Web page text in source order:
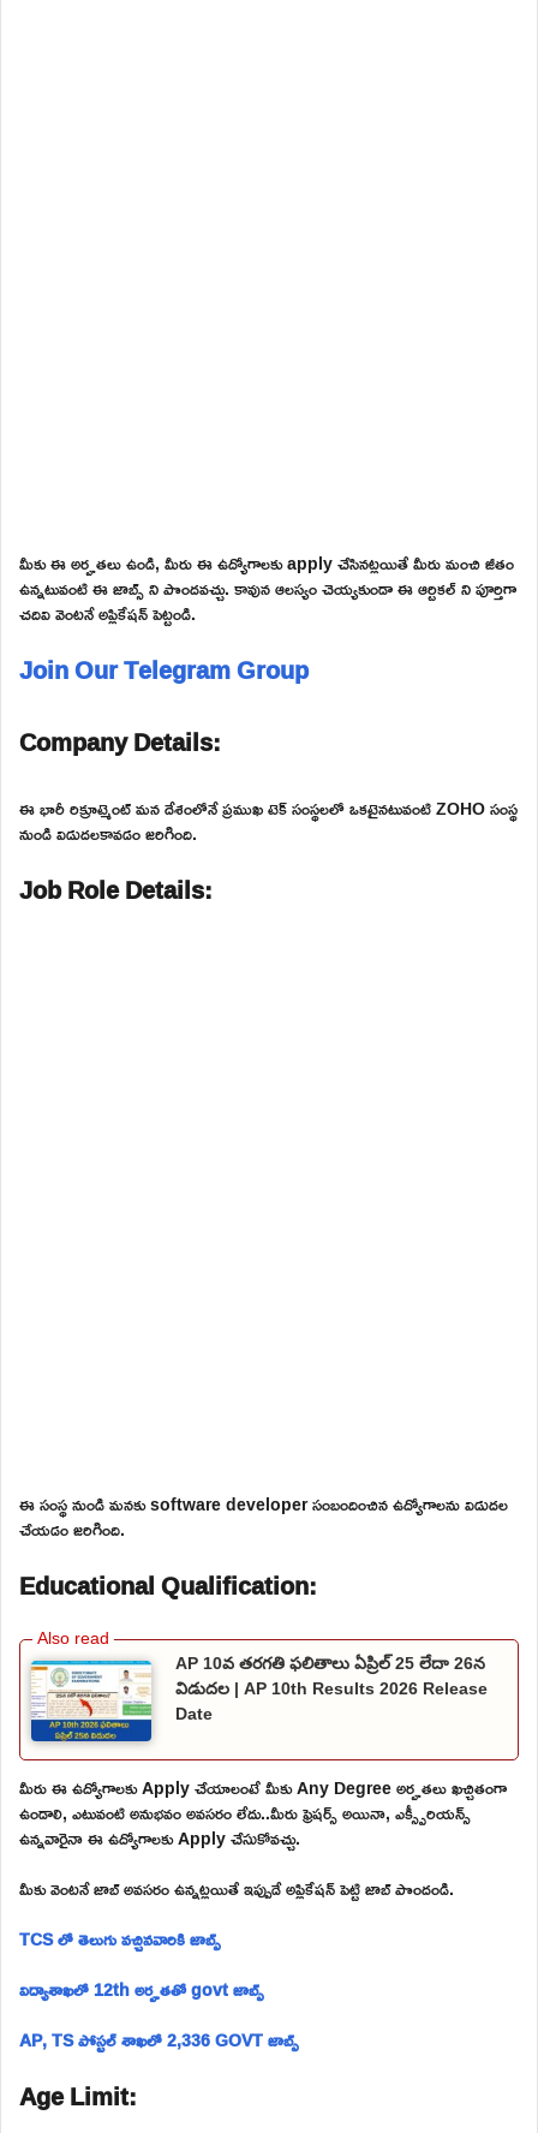
మీకు ఈ అర్హతలు ఉండి, మీరు ఈ ఉద్యోగాలకు apply చేసినట్లయితే మీరు మంచి జీతం
ఉన్నటువంటి ఈ జాబ్స్ ని పొందవచ్చు. కావున ఆలస్యం చెయ్యకుండా ఈ ఆర్టికల్ ని పూర్తిగా
చదివి వెంటనే అప్లికేషన్ పెట్టండి.
Join Our Telegram Group
Company Details:
ఈ భారీ రిక్రూట్మెంట్ మన దేశంలోనే ప్రముఖ టెక్ సంస్థలలో ఒకటైనటువంటి ZOHO సంస్థ
నుండి విడుదలకావడం జరిగింది.
Job Role Details:
ఈ సంస్థ నుండి మనకు software developer సంబందించిన ఉద్యోగాలను విడుదల
చేయడం జరిగింది.
Educational Qualification:
AP 10వ తరగతి ఫలితాలు ఏప్రిల్ 25 లేదా 26న
విడుదల | AP 10th Results 2026 Release
Date
మీరు ఈ ఉద్యోగాలకు Apply చేయాలంటే మీకు Any Degree అర్హతలు ఖచ్చితంగా
ఉండాలి, ఎటువంటి అనుభవం అవసరం లేదు..మీరు ఫ్రెషర్స్ అయినా, ఎక్స్పీరియన్స్
ఉన్నవారైనా ఈ ఉద్యోగాలకు Apply చేసుకోవచ్చు.
మీకు వెంటనే జాబ్ అవసరం ఉన్నట్లయితే ఇప్పుడే అప్లికేషన్ పెట్టి జాబ్ పొందండి.
TCS లో తెలుగు వచ్చినవారికి జాబ్స్
విద్యాశాఖలో 12th అర్హతతో govt జాబ్స్
AP, TS పోస్టల్ శాఖలో 2,336 GOVT జాబ్స్
Age Limit: